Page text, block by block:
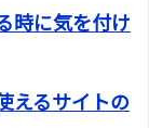
時に気を付け
えるサイトの